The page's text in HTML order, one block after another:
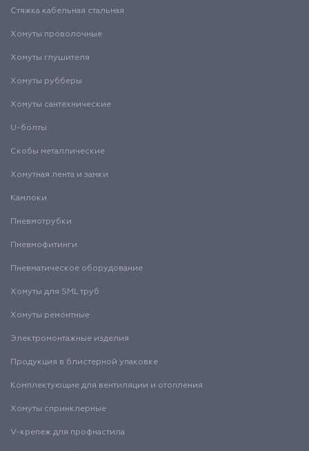
Стяжка кабельная стальная
Хомуты проволочные
Хомуты глушителя
Хомуты рубберы
Хомуты сантехнические
U-болты
Скобы металлические
Хомутная лента и замки
Камлоки
Пневмотрубки
Пневмофитинги
Пневматическое оборудование
Хомуты для SML труб
Хомуты ремонтные
Электромонтажные изделия
Продукция в блистерной упаковке
Комплектующие для вентиляции и отопления
Хомуты спринклерные
V-крепеж для профнастила